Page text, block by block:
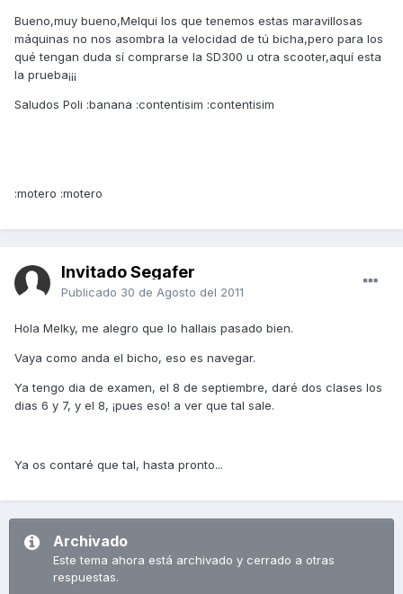
Bueno,muy bueno,Melqui los que tenemos estas maravillosas
máquinas no nos asombra la velocidad de tú bicha,pero para los
qué tengan duda sí comprarse la SD300 u otra scooter,aquí esta
la prueba¡¡¡
Saludos Poli :banana :contentisim :contentisim
:motero :motero
Invitado Segafer
Publicado 30 de Agosto del 2011
Hola Melky, me alegro que lo hallais pasado bien.
Vaya como anda el bicho, eso es navegar.
Ya tengo dia de examen, el 8 de septiembre, daré dos clases los
dias 6 y 7, y el 8, ¡pues eso! a ver que tal sale.
Ya os contaré que tal, hasta pronto...
Archivado
Este tema ahora está archivado y cerrado a otras
respuestas.